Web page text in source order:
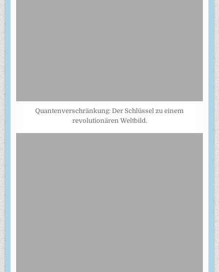
Quantenverschränkung: Der Schlüssel zu einem
revolutionären Weltbild.